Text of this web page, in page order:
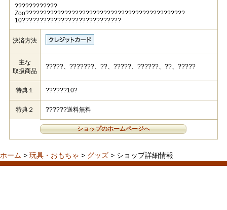
????????????
Zoo?????????????????????????????????????????????
10????????????????????????????
決済方法
主な
取扱商品
?????、???????、??、?????、??????、??、?????
特典１ ??????10?
特典２ ??????送料無料
ショップのホームページへ
ホーム > 玩具・おもちゃ > グッズ > ショップ詳細情報